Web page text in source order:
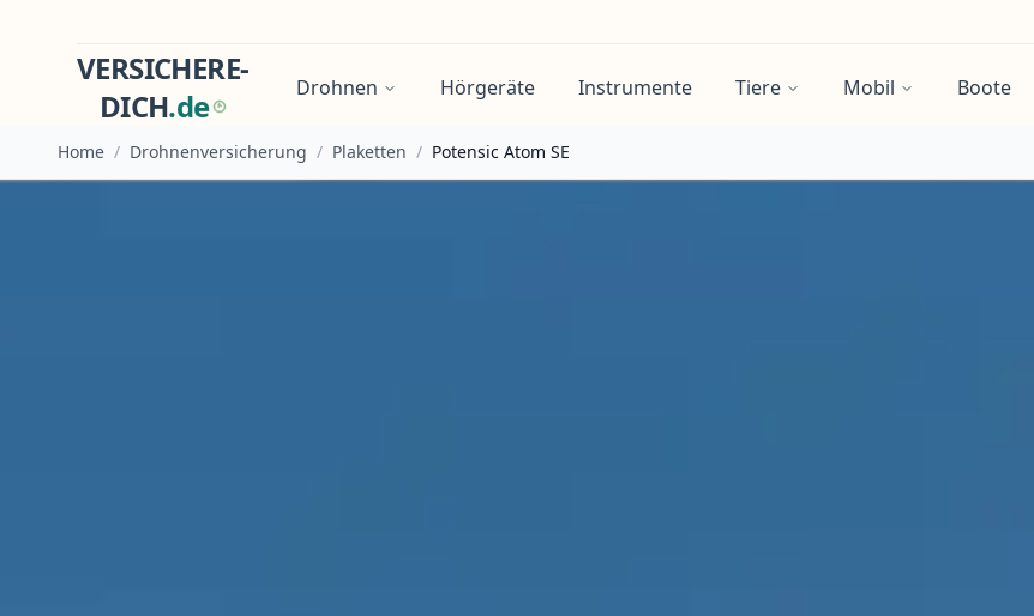
VERSICHERE-
DICH.de Drohnen Hörgeräte Instrumente Tiere Mobil Boote
Home / Drohnenversicherung / Plaketten / Potensic Atom SE